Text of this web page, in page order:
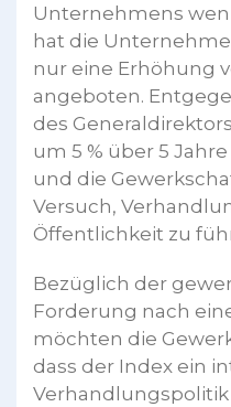
Unternehmens
hat die
nur eine Erhöhung
angeboten.
des
um 5 % über 5
und die
Versuch,
Öffentlichkeit zu
Bezüglich der
Forderung nach
möchten die
dass der Index ein